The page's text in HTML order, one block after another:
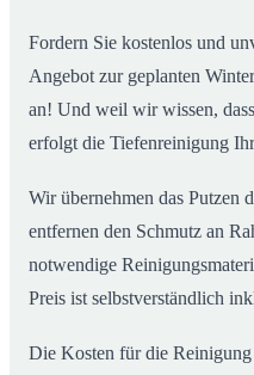
Fordern Sie kostenlos und
Angebot zur geplanten
an! Und weil wir wissen,
erfolgt die Tiefenreinigung
Wir übernehmen das Putzen
entfernen den Schmutz an
notwendige
Preis ist selbstverständlich
Die Kosten für die Reinigung